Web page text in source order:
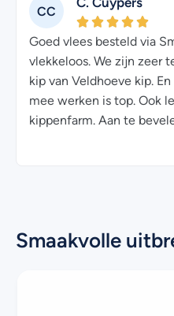
CC
Goed vlees besteld via
vlekkeloos. We zijn zeer
kip van Veldhoeve kip.
mee werken is top. Ook
kippenfarm. Aan te
Smaakvolle